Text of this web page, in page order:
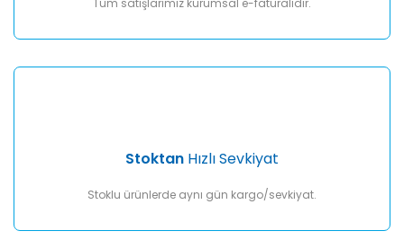
Tüm satışlarımız kurumsal e-faturalıdır.
Stoktan Hızlı Sevkiyat
Stoklu ürünlerde aynı gün kargo/sevkiyat.